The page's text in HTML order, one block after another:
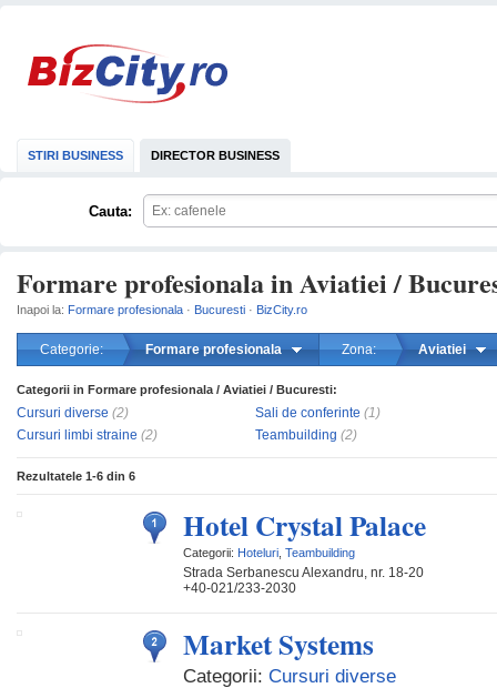
STIRI BUSINESS DIRECTOR BUSINESS
Cauta:
Formare profesionala in Aviatiei /
Inapoi la: Formare profesionala · Bucuresti · BizCity.ro
Categorie: Formare profesionala Zona: Aviatiei
Categorii in Formare profesionala / Aviatiei / Bucuresti:
Cursuri diverse (2)
Cursuri limbi straine (2)
Sali de conferinte (1)
Teambuilding (2)
Rezultatele 1-6 din 6
Hotel Crystal Palace
Categorii: Hoteluri Teambuilding
Strada Serbanescu Alexandru, nr. 18-20
+40-021/233-2030
Market Systems
Categorii: Cursuri diverse